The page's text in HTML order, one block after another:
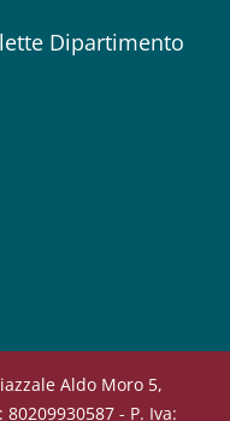
Dipartimento
Aldo Moro 5,
80209930587 - P. Iva: